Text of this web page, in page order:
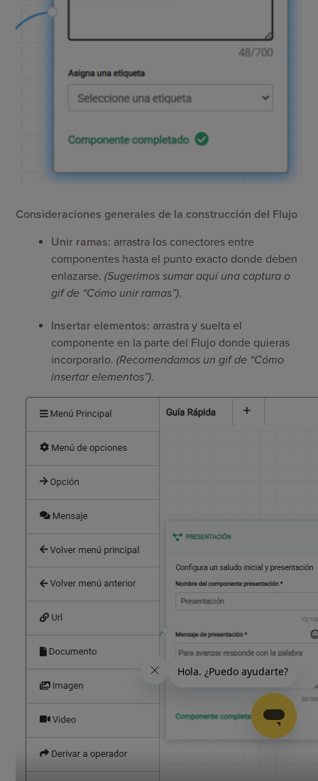
Consideraciones generales de la construcción del Flujo
Unir ramas: arrastra los conectores entre
componentes hasta el punto exacto donde deben
enlazarse.(Sugerimos sumar aquí una captura o
gif de “Cómo unir ramas”).
Insertar elementos: arrastra y suelta el
componente en la parte del Flujo donde quieras
incorporarlo.(Recomendamos un gif de “Cómo
insertar elementos”).